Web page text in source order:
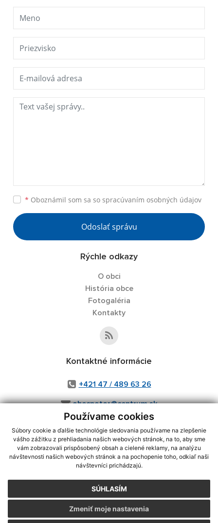
Používame cookies
Súbory cookie a ďalšie technológie sledovania používame na zlepšenie
vášho zážitku z prehliadania našich webových stránok, na to, aby sme
vám zobrazovali prispôsobený obsah a cielené reklamy, na analýzu
návštevnosti našich webových stránok a na pochopenie toho, odkiaľ naši
návštevníci prichádzajú.
SÚHLASÍM
Zmeniť moje nastavenia
* Oboznámil som sa so spracúvaním osobných údajov
Odoslať správu
Rýchle odkazy
O obci
História obce
Fotogaléria
Kontakty
Kontaktné informácie
+421 47 / 489 63 26
obecpotor@centrum.sk
využite možnosť získavania aktuálnych informácií s využitím RSS
CMS systém (redakčný) systém ECHELON 2,Mapa stránok,web portál
webex.digital, s.r.o.,domény,registrácia domény
Posledná aktualizácia:06.08.2026
Vytlačiť stránku|Vyhlásenie o prístupnosti